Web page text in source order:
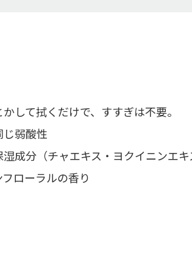
して拭くだけで、すすぎは不要。
じ弱酸性
湿成分（チャエキス・ヨクイニンエ
ローラルの香り